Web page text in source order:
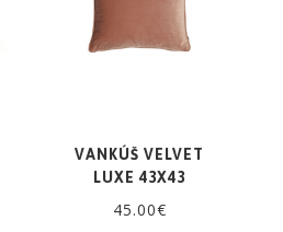
VANKÚŠ VELVET
LUXE 43X43
45.00€